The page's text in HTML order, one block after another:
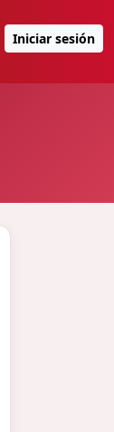
Iniciar sesión